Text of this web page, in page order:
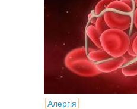
Алергія